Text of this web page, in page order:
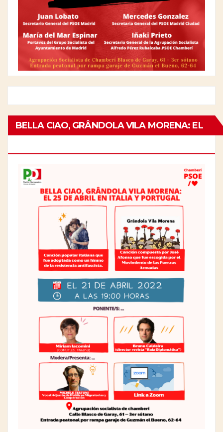
BELLA CIAO, GRÂNDOLA VILA MORENA: EL